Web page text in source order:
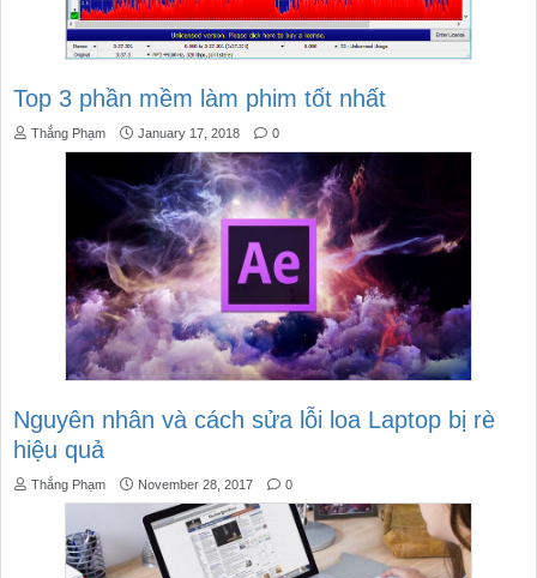
Top 3 phần mềm làm phim tốt nhất
Thắng Phạm January 17, 2018 0
Nguyên nhân và cách sửa lỗi loa Laptop bị rè
hiệu quả
Thắng Phạm November 28, 2017 0